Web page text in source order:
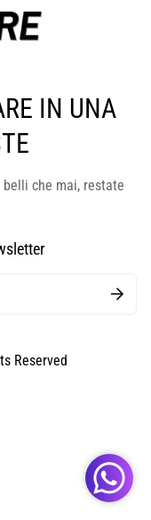
IN UNA
che mai, restate
Reserved